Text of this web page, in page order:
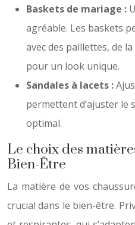
Baskets de mariage :
agréable. Les baskets
avec des paillettes, de
pour un look unique.
Sandales à lacets :
permettent d’ajuster
optimal.
Le choix des
Bien-Être
La matière de vos
crucial dans le bien-être.